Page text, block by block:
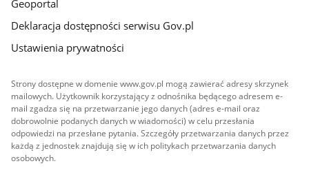
Geoportal
Deklaracja dostępności serwisu Gov.pl
Ustawienia prywatności
Strony dostępne w domenie www.gov.pl mogą zawierać adresy skrzynek
mailowych. Użytkownik korzystający z odnośnika będącego adresem e-
mail zgadza się na przetwarzanie jego danych (adres e-mail oraz
dobrowolnie podanych danych w wiadomości) w celu przesłania
odpowiedzi na przesłane pytania. Szczegóły przetwarzania danych przez
każdą z jednostek znajdują się w ich politykach przetwarzania danych
osobowych.